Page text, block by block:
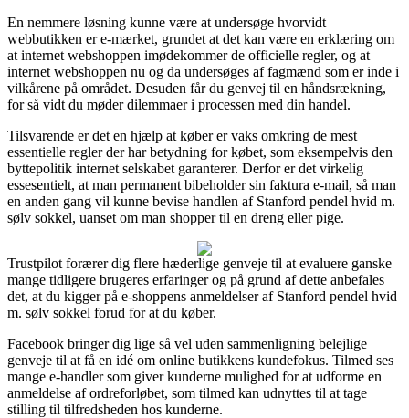
En nemmere løsning kunne være at undersøge hvorvidt
webbutikken er e-mærket, grundet at det kan være en erklæring om
at internet webshoppen imødekommer de officielle regler, og at
internet webshoppen nu og da undersøges af fagmænd som er inde i
vilkårene på området. Desuden får du genvej til en håndsrækning,
for så vidt du møder dilemmaer i processen med din handel.
Tilsvarende er det en hjælp at køber er vaks omkring de mest
essentielle regler der har betydning for købet, som eksempelvis den
byttepolitik internet selskabet garanterer. Derfor er det virkelig
essesentielt, at man permanent bibeholder sin faktura e-mail, så man
en anden gang vil kunne bevise handlen af Stanford pendel hvid m.
sølv sokkel, uanset om man shopper til en dreng eller pige.
Trustpilot forærer dig flere hæderlige genveje til at evaluere ganske
mange tidligere brugeres erfaringer og på grund af dette anbefales
det, at du kigger på e-shoppens anmeldelser af Stanford pendel hvid
m. sølv sokkel forud for at du køber.
Facebook bringer dig lige så vel uden sammenligning belejlige
genveje til at få en idé om online butikkens kundefokus. Tilmed ses
mange e-handler som giver kunderne mulighed for at udforme en
anmeldelse af ordreforløbet, som tilmed kan udnyttes til at tage
stilling til tilfredsheden hos kunderne.